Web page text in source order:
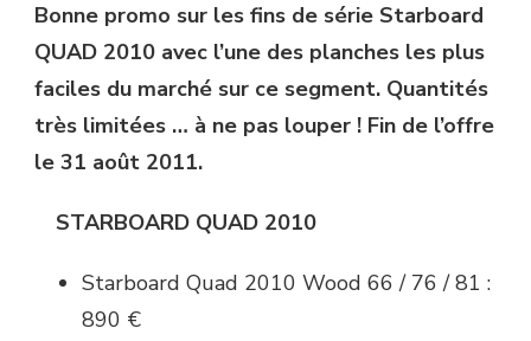
Bonne promo sur les fins de série Starboard
QUAD 2010 avec l’une des planches les plus
faciles du marché sur ce segment. Quantités
très limitées … à ne pas louper ! Fin de l’offre
le 31 août 2011.
STARBOARD QUAD 2010
Starboard Quad 2010 Wood 66 / 76 / 81 :
890 €